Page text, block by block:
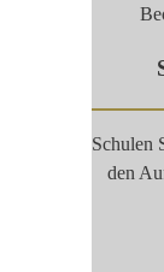
Schulen
den